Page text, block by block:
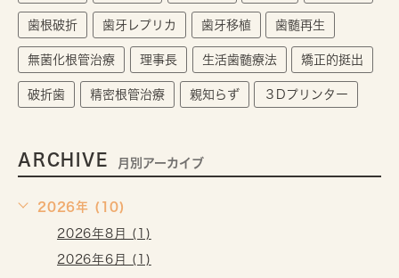
歯根破折 歯牙レプリカ 歯牙移植 歯髄再生
無菌化根管治療 理事長 生活歯髄療法 矯正的挺出
破折歯 精密根管治療 親知らず ３Dプリンター
ARCHIVE 月別アーカイブ
2026年 (10)
2026年8月 (1)
2026年6月 (1)